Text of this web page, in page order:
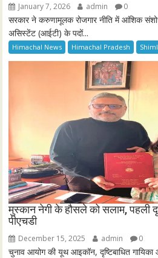
January 7, 2026 admin 0
सरकार ने करुणामूलक रोजगार नीति में आंशिक
असिस्टेंट (आईटी) के पदों...
Himachal News Himachal Pradesh
मुस्कान नेगी के हौसले को सलाम, पहली
पीएचडी
December 15, 2025 admin 0
चुनाव आयोग की यूथ आइकॉन, दृष्टिबाधित